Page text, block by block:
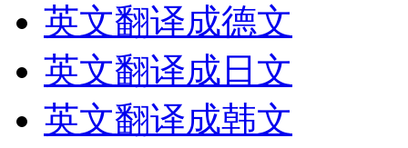
英文翻译成德文
英文翻译成日文
英文翻译成韩文